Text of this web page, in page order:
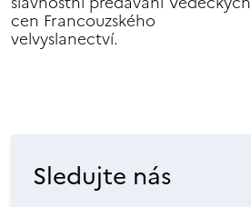
cen Francouzského
velvyslanectví.
Sledujte nás